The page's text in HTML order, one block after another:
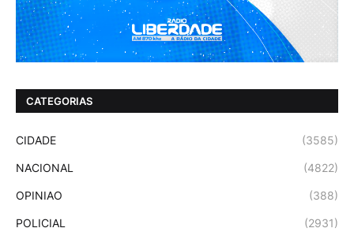
CATEGORIAS
CIDADE (3585)
NACIONAL (4822)
OPINIAO (388)
POLICIAL (2931)